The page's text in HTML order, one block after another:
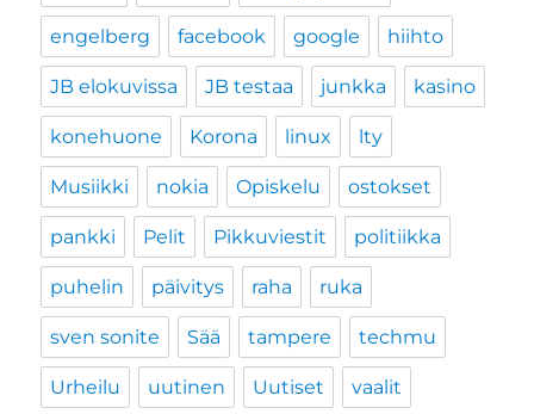
engelberg facebook google hiihto
JB elokuvissa JB testaa junkka kasino
konehuone Korona linux lty
Musiikki nokia Opiskelu ostokset
pankki Pelit Pikkuviestit politiikka
puhelin päivitys raha ruka
sven sonite Sää tampere techmu
Urheilu uutinen Uutiset vaalit